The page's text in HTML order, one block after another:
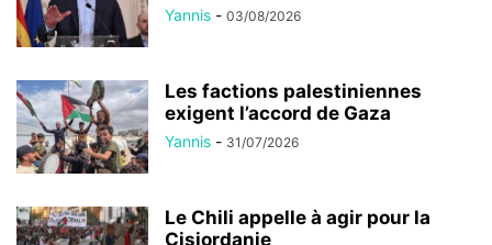
Yannis - 03/08/2026
Les factions palestiniennes
exigent l’accord de Gaza
Yannis - 31/07/2026
Le Chili appelle à agir pour la
Cisjordanie